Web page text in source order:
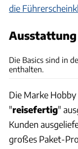
die
Ausstattung
Die Basics sind in
enthalten.
Die Marke
"reisefertig"
Kunden
großes Paket-